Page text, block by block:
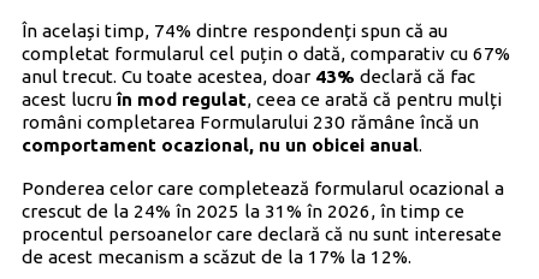
În același timp, 74% dintre respondenți spun că au
completat formularul cel puțin o dată, comparativ cu 67%
anul trecut. Cu toate acestea, doar 43% declară că fac
acest lucru în mod regulat, ceea ce arată că pentru mulți
români completarea Formularului 230 rămâne încă un
comportament ocazional, nu un obicei anual.
Ponderea celor care completează formularul ocazional a
crescut de la 24% în 2025 la 31% în 2026, în timp ce
procentul persoanelor care declară că nu sunt interesate
de acest mecanism a scăzut de la 17% la 12%.